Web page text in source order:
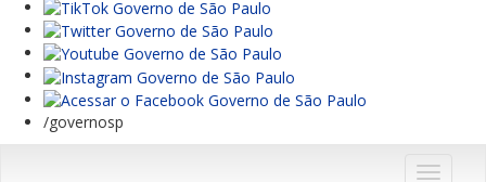
/governosp
Menu